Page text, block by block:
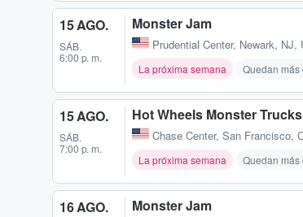
15 AGO.
SÁB.
6:00 p. m.
Monster Jam
Prudential Center, Newark, NJ,
La próxima semana Quedan
15 AGO.
SÁB.
7:00 p. m.
Hot Wheels Monster
Chase Center, San Francisco,
La próxima semana Quedan
16 AGO. Monster Jam